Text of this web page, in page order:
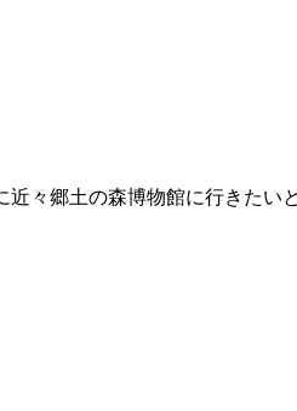
々郷土の森博物館に行きた